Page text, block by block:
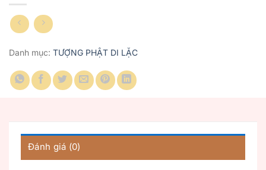
Danh mục: TƯỢNG PHẬT DI LẶC
Đánh giá (0)